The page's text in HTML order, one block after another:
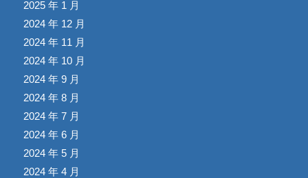
2025 年 1 月
2024 年 12 月
2024 年 11 月
2024 年 10 月
2024 年 9 月
2024 年 8 月
2024 年 7 月
2024 年 6 月
2024 年 5 月
2024 年 4 月